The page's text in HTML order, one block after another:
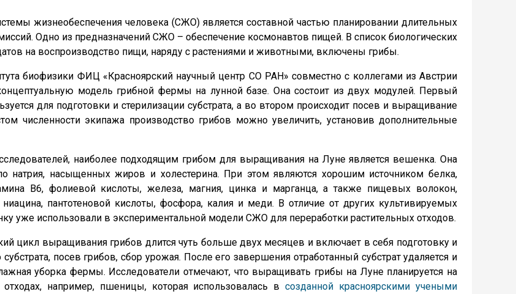
жизнеобеспечения человека (СЖО) является составной частью планировании длительных
Одно из предназначений СЖО – обеспечение космонавтов пищей. В список биологических
на воспроизводство пищи, наряду с растениями и животными, включены грибы.
биофизики ФИЦ «Красноярский научный центр СО РАН» совместно с коллегами из Австрии
модель грибной фермы на лунной базе. Она состоит из двух модулей. Первый
для подготовки и стерилизации субстрата, а во втором происходит посев и выращивание
численности экипажа производство грибов можно увеличить, установив дополнительные
наиболее подходящим грибом для выращивания на Луне является вешенка. Она
натрия, насыщенных жиров и холестерина. При этом являются хорошим источником белка,
B6, фолиевой кислоты, железа, магния, цинка и марганца, а также пищевых волокон,
пантотеновой кислоты, фосфора, калия и меди. В отличие от других культивируемых
уже использовали в экспериментальной модели СЖО для переработки растительных отходов.
цикл выращивания грибов длится чуть больше двух месяцев и включает в себя подготовку и
посев грибов, сбор урожая. После его завершения отработанный субстрат удаляется и
уборка фермы. Исследователи отмечают, что выращивать грибы на Луне планируется на
отходах, например, пшеницы, которая использовалась всозданной красноярскими учеными